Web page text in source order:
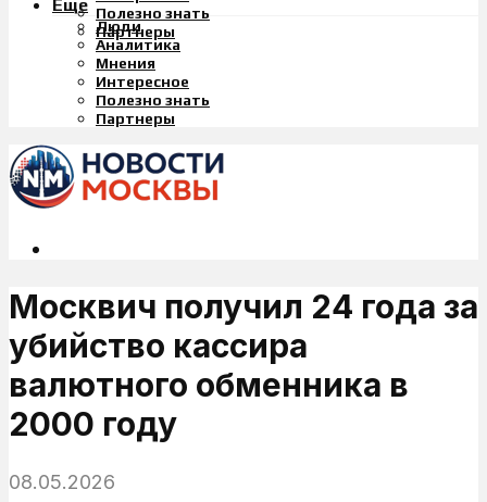
Полезно знать
Партнеры
Еще
Люди
Аналитика
Мнения
Интересное
Полезно знать
Партнеры
Москвич получил 24 года за
убийство кассира
валютного обменника в
2000 году
08.05.2026